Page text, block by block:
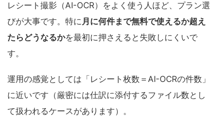
レシート撮影（AI-OCR）をよく使う人ほど、プラン選
びが大事です。特に月に何件まで無料で使えるか超え
たらどうなるかを最初に押さえると失敗しにくいで
す。
運用の感覚としては「レシート枚数＝AI-OCRの件数」
に近いです（厳密には仕訳に添付するファイル数とし
て扱われるケースがあります）。